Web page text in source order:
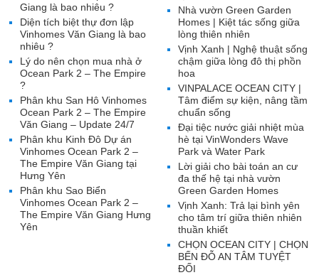
Nhà vườn Green Garden
Homes | Kiệt tác sống giữa
lòng thiên nhiên
Vịnh Xanh | Nghệ thuật sống
chậm giữa lòng đô thị phồn
hoa
VINPALACE OCEAN CITY |
Tâm điểm sự kiện, nâng tầm
chuẩn sống
Đại tiệc nước giải nhiệt mùa
hè tại VinWonders Wave
Park và Water Park
Lời giải cho bài toán an cư
đa thế hệ tại nhà vườn
Green Garden Homes
Vịnh Xanh: Trả lại bình yên
cho tâm trí giữa thiên nhiên
thuần khiết
CHỌN OCEAN CITY | CHỌN
BẾN ĐỖ AN TÂM TUYỆT
ĐỐI
Giang là bao nhiêu ?
Diện tích biệt thự đơn lập
Vinhomes Văn Giang là bao
nhiêu ?
Lý do nên chọn mua nhà ở
Ocean Park 2 – The Empire
?
Phân khu San Hô Vinhomes
Ocean Park 2 – The Empire
Văn Giang – Update 24/7
Phân khu Kinh Đô Dự án
Vinhomes Ocean Park 2 –
The Empire Văn Giang tại
Hưng Yên
Phân khu Sao Biển
Vinhomes Ocean Park 2 –
The Empire Văn Giang Hưng
Yên